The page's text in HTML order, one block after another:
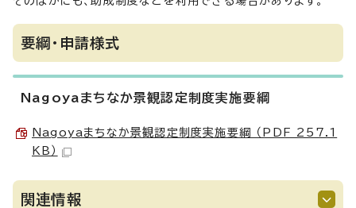
要綱・申請様式
Nagoyaまちなか景観認定制度実施要綱
Nagoyaまちなか景観認定制度実施要綱 （PDF 257.1
KB）
関連情報